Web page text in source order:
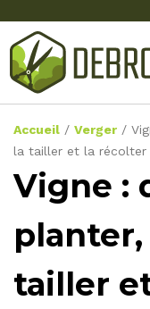
Accueil / Verger /
la tailler et la récolter
Vigne :
tailler